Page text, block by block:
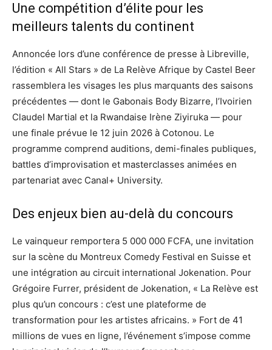
Une compétition d’élite pour les
meilleurs talents du continent
Annoncée lors d’une conférence de presse à Libreville,
l’édition « All Stars » de La Relève Afrique by Castel Beer
rassemblera les visages les plus marquants des saisons
précédentes — dont le Gabonais Body Bizarre, l’Ivoirien
Claudel Martial et la Rwandaise Irène Ziyiruka — pour
une finale prévue le 12 juin 2026 à Cotonou. Le
programme comprend auditions, demi-finales publiques,
battles d’improvisation et masterclasses animées en
partenariat avec Canal+ University.
Des enjeux bien au-delà du concours
Le vainqueur remportera 5 000 000 FCFA, une invitation
sur la scène du Montreux Comedy Festival en Suisse et
une intégration au circuit international Jokenation. Pour
Grégoire Furrer, président de Jokenation, « La Relève est
plus qu’un concours : c’est une plateforme de
transformation pour les artistes africains. » Fort de 41
millions de vues en ligne, l’événement s’impose comme